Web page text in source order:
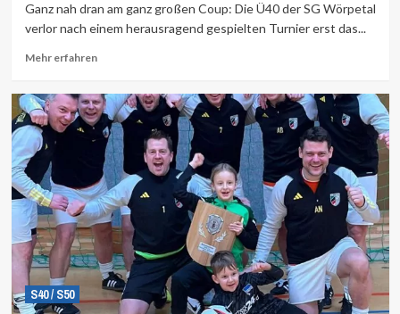
Ganz nah dran am ganz großen Coup: Die Ü40 der SG Wörpetal
verlor nach einem herausragend gespielten Turnier erst das...
Mehr erfahrenMehr
S40 / S50